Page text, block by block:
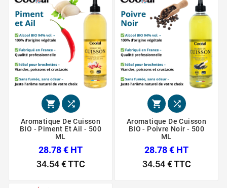
 
Aromatique De Cuisson
BIO - Piment Et Ail - 500
ML
28.78 € HT
34.54 €TTC
 
Aromatique De Cuisson
BIO - Poivre Noir - 500
ML
28.78 € HT
34.54 €TTC